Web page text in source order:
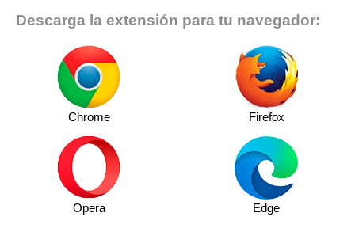
Descarga la extensión para tu navegador:
Chrome Firefox
Opera Edge